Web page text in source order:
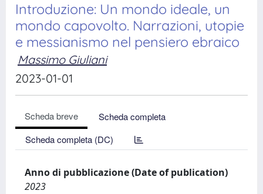
Introduzione: Un mondo ideale, un
mondo capovolto. Narrazioni, utopie
e messianismo nel pensiero ebraico
Massimo Giuliani
2023-01-01
Scheda breve
Scheda completa
Scheda completa (DC)
Anno di pubblicazione (Date of publication)
2023